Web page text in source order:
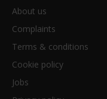
About us
Complaints
Terms & conditions
Cookie policy
Jobs